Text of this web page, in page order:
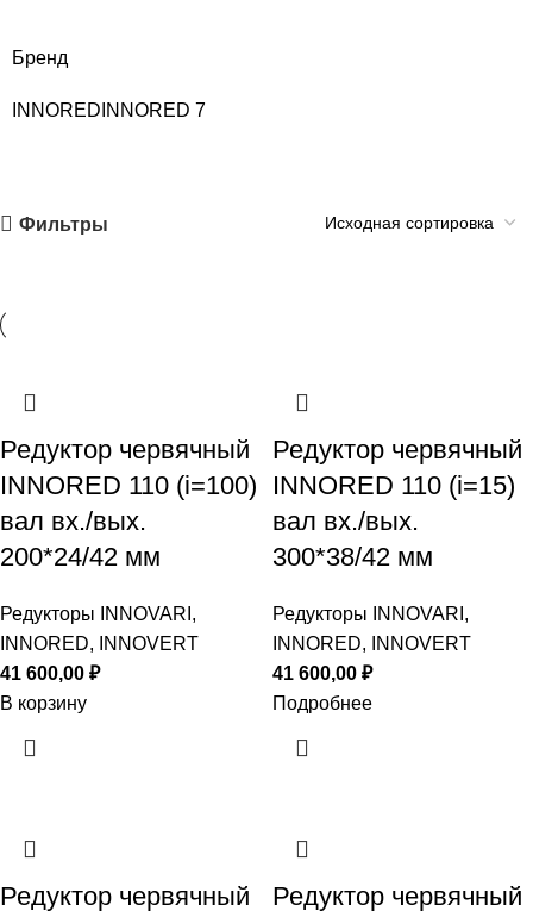
Бренд
INNORED INNORED 7
Фильтры
Редуктор червячный
INNORED 110 (i=100)
вал вх./вых.
200*24/42 мм
Редукторы INNOVARI,
INNORED, INNOVERT
41 600,00 ₽
В корзину
Редуктор червячный
INNORED 110 (i=15)
вал вх./вых.
300*38/42 мм
Редукторы INNOVARI,
INNORED, INNOVERT
41 600,00 ₽
Подробнее
Редуктор червячный Редуктор червячный